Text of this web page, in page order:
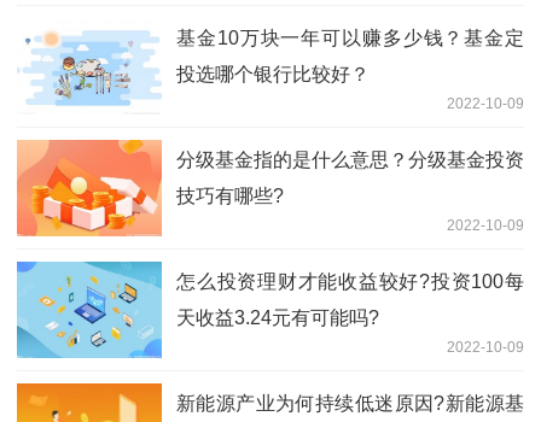
基金10万块一年可以赚多少钱？基金定
投选哪个银行比较好？
2022-10-09
​分级基金指的是什么意思？分级基金投资
技巧有哪些?
2022-10-09
怎么投资理财才能收益较好?投资100每
天收益3.24元有可能吗?
2022-10-09
新能源产业为何持续低迷原因?新能源基